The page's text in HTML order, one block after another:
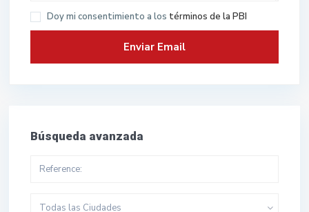
Doy mi consentimiento a los términos de la PBI
Búsqueda avanzada
Todas las Ciudades